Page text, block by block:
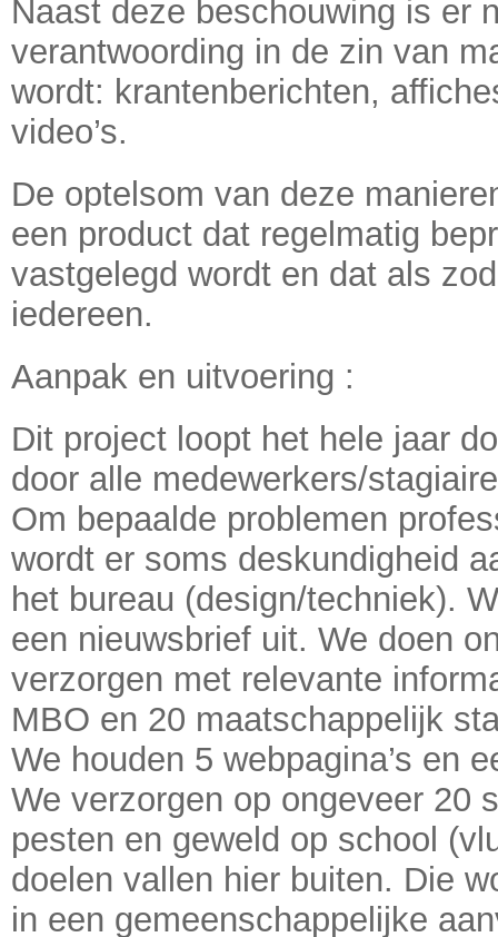
Naast deze beschouwing is er
verantwoording in de zin van
wordt: krantenberichten,
video’s.
De optelsom van deze
een product dat regelmatig
vastgelegd wordt en dat als
iedereen.
Aanpak en uitvoering :
Dit project loopt het hele jaar
door alle medewerkers/
Om bepaalde problemen
wordt er soms deskundigheid
het bureau (design/techniek).
een nieuwsbrief uit. We doen
verzorgen met relevante
MBO en 20 maatschappelijk
We houden 5 webpagina’s en
We verzorgen op ongeveer 20
pesten en geweld op school
doelen vallen hier buiten. Die
in een gemeenschappelijke